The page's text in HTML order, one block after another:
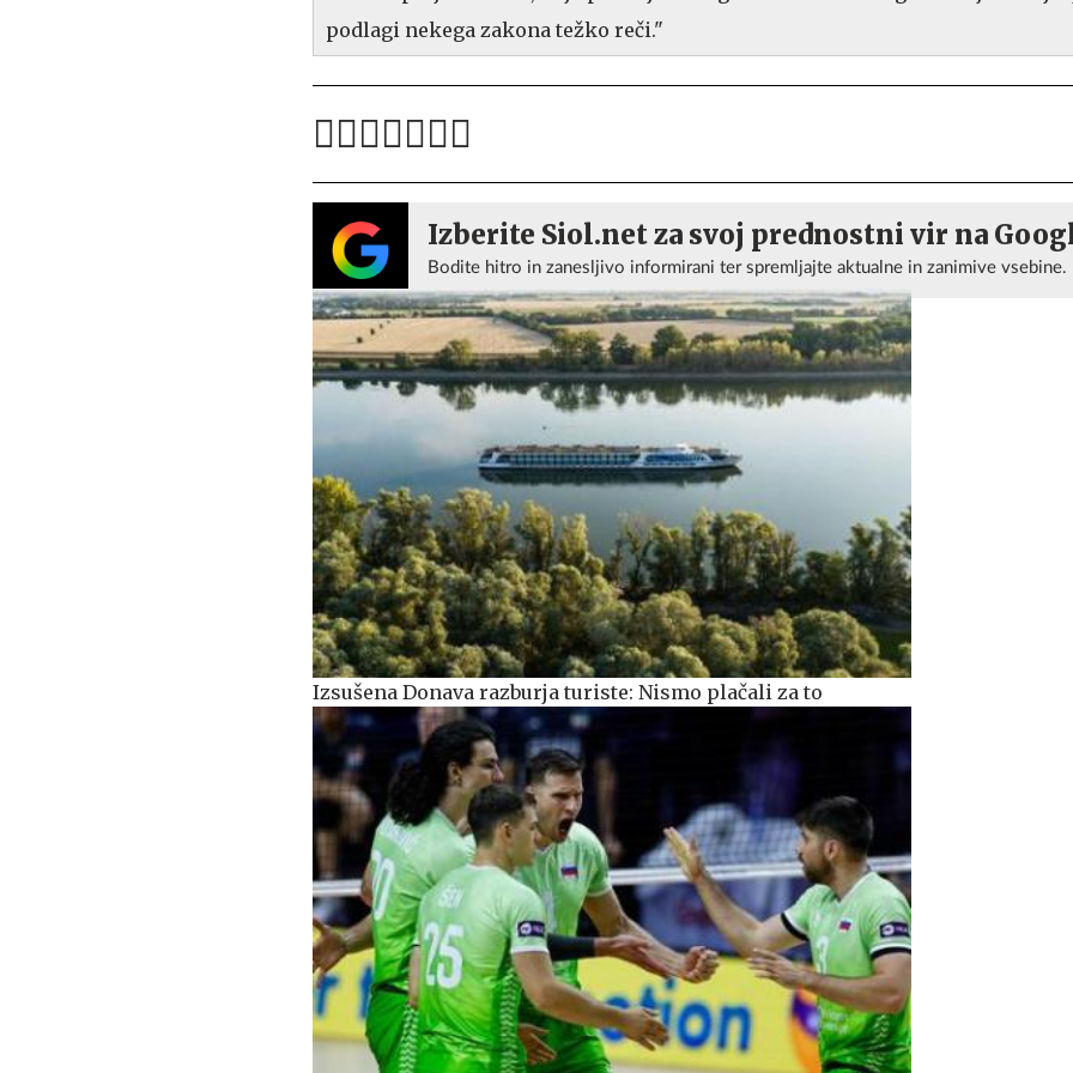
podlagi nekega zakona težko reči."
Izberite Siol.net za svoj prednostni vir na
Bodite hitro in zanesljivo informirani ter spremljajte aktualne in zanimive vsebine.
Izsušena Donava razburja turiste: Nismo plačali za to